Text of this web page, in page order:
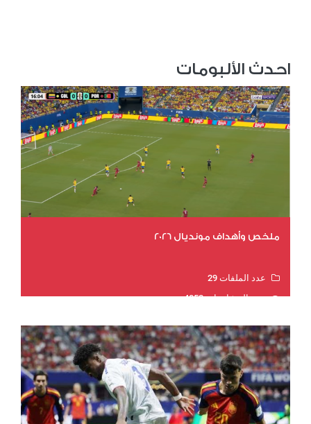
احدث الألبومات
ملخص وأهداف مونديال 2026
عدد الملفات 29
عدد المشاهدات 4852